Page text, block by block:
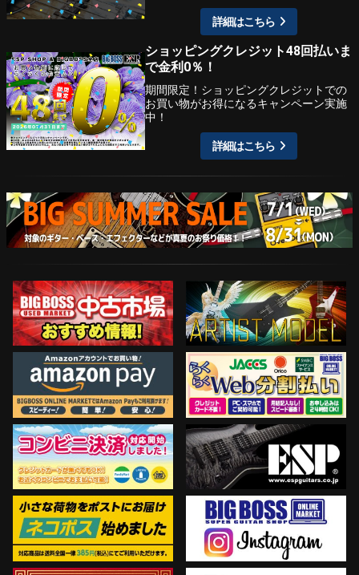
詳細はこちら
ショッピングクレジット48回払いま
で金利0％！
期間限定！ショッピングクレジットでの
お買い物がお得になるキャンペーン実施
中！
詳細はこちら